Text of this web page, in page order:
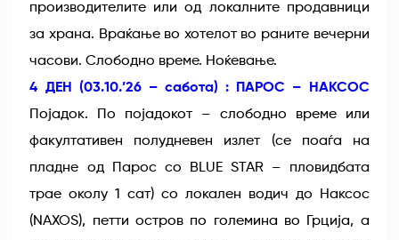
производителите или од локалните продавници
за храна. Враќање во хотелот во раните вечерни
часови. Слободно време. Ноќевање.
4 ДЕН (03.10.’26 – сабота) : ПАРОС – НАКСОС
Појадок. По појадокот – слободно време или
факултативен полудневен излет (се поаѓа на
пладне од Парос со BLUE STAR – пловидбата
трае околу 1 сат) со локален водич до Наксос
(NAXOS), петти остров по големина во Грција, а